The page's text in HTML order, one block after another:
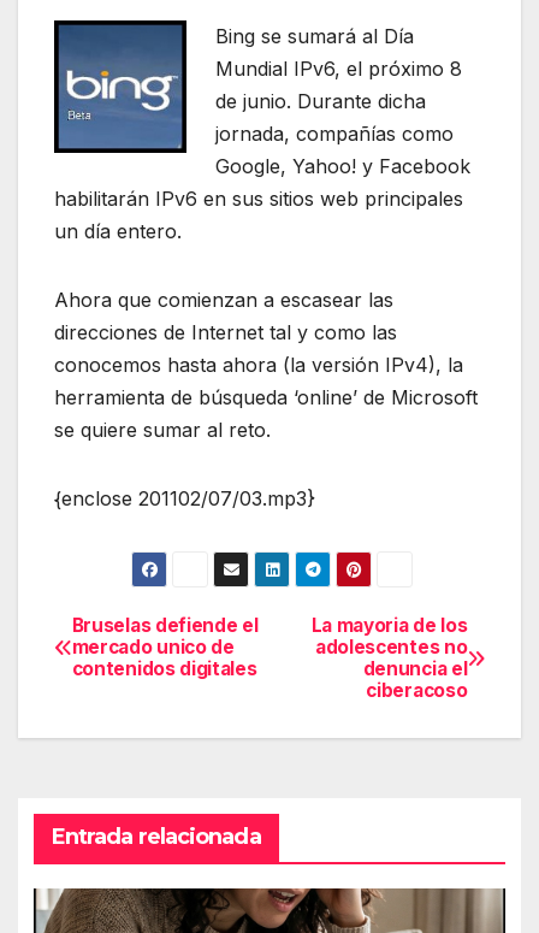
Bing se sumará al Día
Mundial IPv6, el próximo 8
de junio. Durante dicha
jornada, compañías como
Google, Yahoo! y Facebook
habilitarán IPv6 en sus sitios web principales
un día entero.
Ahora que comienzan a escasear las
direcciones de Internet tal y como las
conocemos hasta ahora (la versión IPv4), la
herramienta de búsqueda ‘online’ de Microsoft
se quiere sumar al reto.
{enclose 201102/07/03.mp3}
Navegación
de
entradas
La mayoria de los
adolescentes no
denuncia el
ciberacoso
Bruselas defiende el
mercado unico de
contenidos digitales
Entrada relacionada